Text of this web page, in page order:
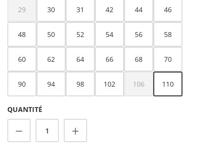
29
(Cette option n'est pas disponible pour le moment.)
30 31 42 44 46
48 50 52 54 56 58
60 62 64 66 68 70
90 94 98 102 106
(Cette option n'est pas
110
QUANTITÉ
Quantité de produit : Entrez la quantité